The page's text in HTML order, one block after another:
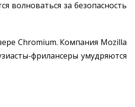
волноваться за безопасность
Chromium. Компания Mozilla
фрилансеры умудряются